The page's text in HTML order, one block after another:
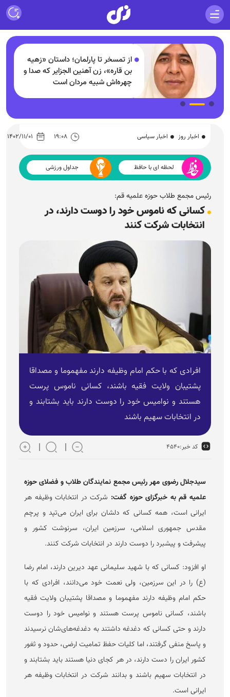
از تمسخر تا پارلمان؛ داستان «زهیه
بن قاره»، زن آهنین الجزایر که صدا و
چهره‌اش شبیه مردان است
اخبار روز اخبار سیاسی ۱۹:۰۸ ۱۴۰۲/۱۱/۰۱
لحظه ای با حافظ جداول ورزشی
رئیس مجمع طلاب حوزه علمیه قم:
کسانی که ناموس خود را دوست دارند، در
انتخابات شرکت کنند
افرادی که با حکم امام وظیفه دارند مفهموما و مصداقا
پشتیبان ولایت فقیه باشند، کسانی ناموس پرست
هستند و نوامیس خود را دوست دارند باید بشتابند و
در انتخابات سهیم باشند
کد خبر:۴۵۴۰
سیدجلال رضوی مهر رئیس مجمع نمایندگان طلاب و فضلای حوزه
علمیه قم به خبرگزای حوزه گفت: شرکت در انتخابات وظیفه هر
ایرانی است، همه کسانی که دلشان برای ایران می‌تپد و پرچم
مقدس جمهوری اسلامی، سرزمین ایران، سرنوشت کشور و
پیشرفت و پیشبرد را دوست دارند در انتخابات شرکت کنند.
او افزود: کسانی که با شهید سلیمانی عهد دیرین دارند، امام رضا
(ع) را در این سرزمین، ولی نعمت خود می‌دانند، افرادی که با
حکم امام وظیفه دارند مفهموما و مصداقا پشتیبان ولایت فقیه
باشند، کسانی ناموس پرست هستند و نوامیس خود را دوست
دارند و حتی کسانی که دغدغه داشتند به دغدغه‌های‌شان نرسیدند
و پاسخ منفی گرفتند، اما کلیات حفظ تمامیت ارضی، حدود و ثغور
کشور ایران را دست دارند، در هر کجای دنیا هستند باید بشتابند و
در انتخابات سهیم باشند و بدانند شرکت در انتخابات وظیفه هر
ایرانی است.